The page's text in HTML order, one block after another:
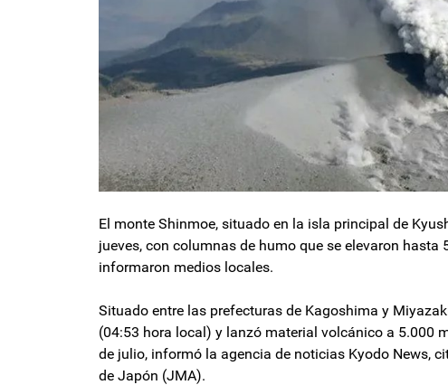
El monte Shinmoe, situado en la isla principal de
jueves, con columnas de humo que se elevaron
informaron medios locales.
Situado entre las prefecturas de Kagoshima y
(04:53 hora local) y lanzó material volcánico a 5.000
de julio, informó la agencia de noticias Kyodo News,
de Japón (JMA).